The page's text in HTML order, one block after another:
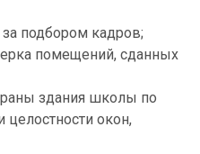
подбором кадров;
помещений, сданных
здания школы по
окон,